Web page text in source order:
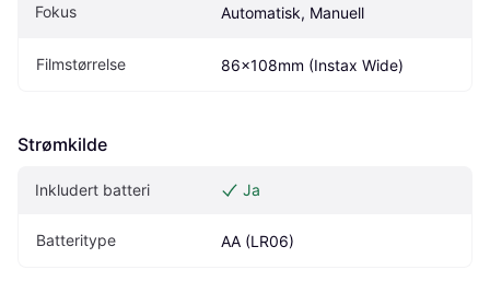
Fokus Automatisk, Manuell
Filmstørrelse 86x108mm (Instax Wide)
Strømkilde
Inkludert batteri Ja
Batteritype AA (LR06)